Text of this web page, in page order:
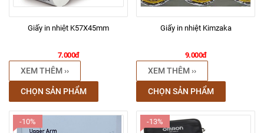
Giấy in nhiệt K57X45mm
7.000đ
XEM THÊM ››
CHỌN SẢN PHẨM
Giấy in nhiệt Kimzaka
9.000đ
XEM THÊM ››
CHỌN SẢN PHẨM
-10% -13%